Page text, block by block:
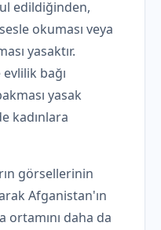
edildiğinden,
okuması veya
yasaktır.
evlilik bağı
yasak
kadınlara
görsellerinin
Afganistan'ın
ortamını daha da